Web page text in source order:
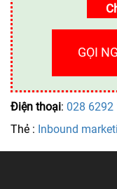
GỌI
Điện thoại: 028 6292
Thẻ : Inbound